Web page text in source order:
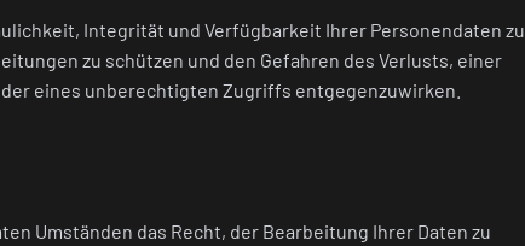
Integrität und Verfügbarkeit Ihrer Personendaten zu
zu schützen und den Gefahren des Verlusts, einer
eines unberechtigten Zugriffs entgegenzuwirken.
Umständen das Recht, der Bearbeitung Ihrer Daten zu